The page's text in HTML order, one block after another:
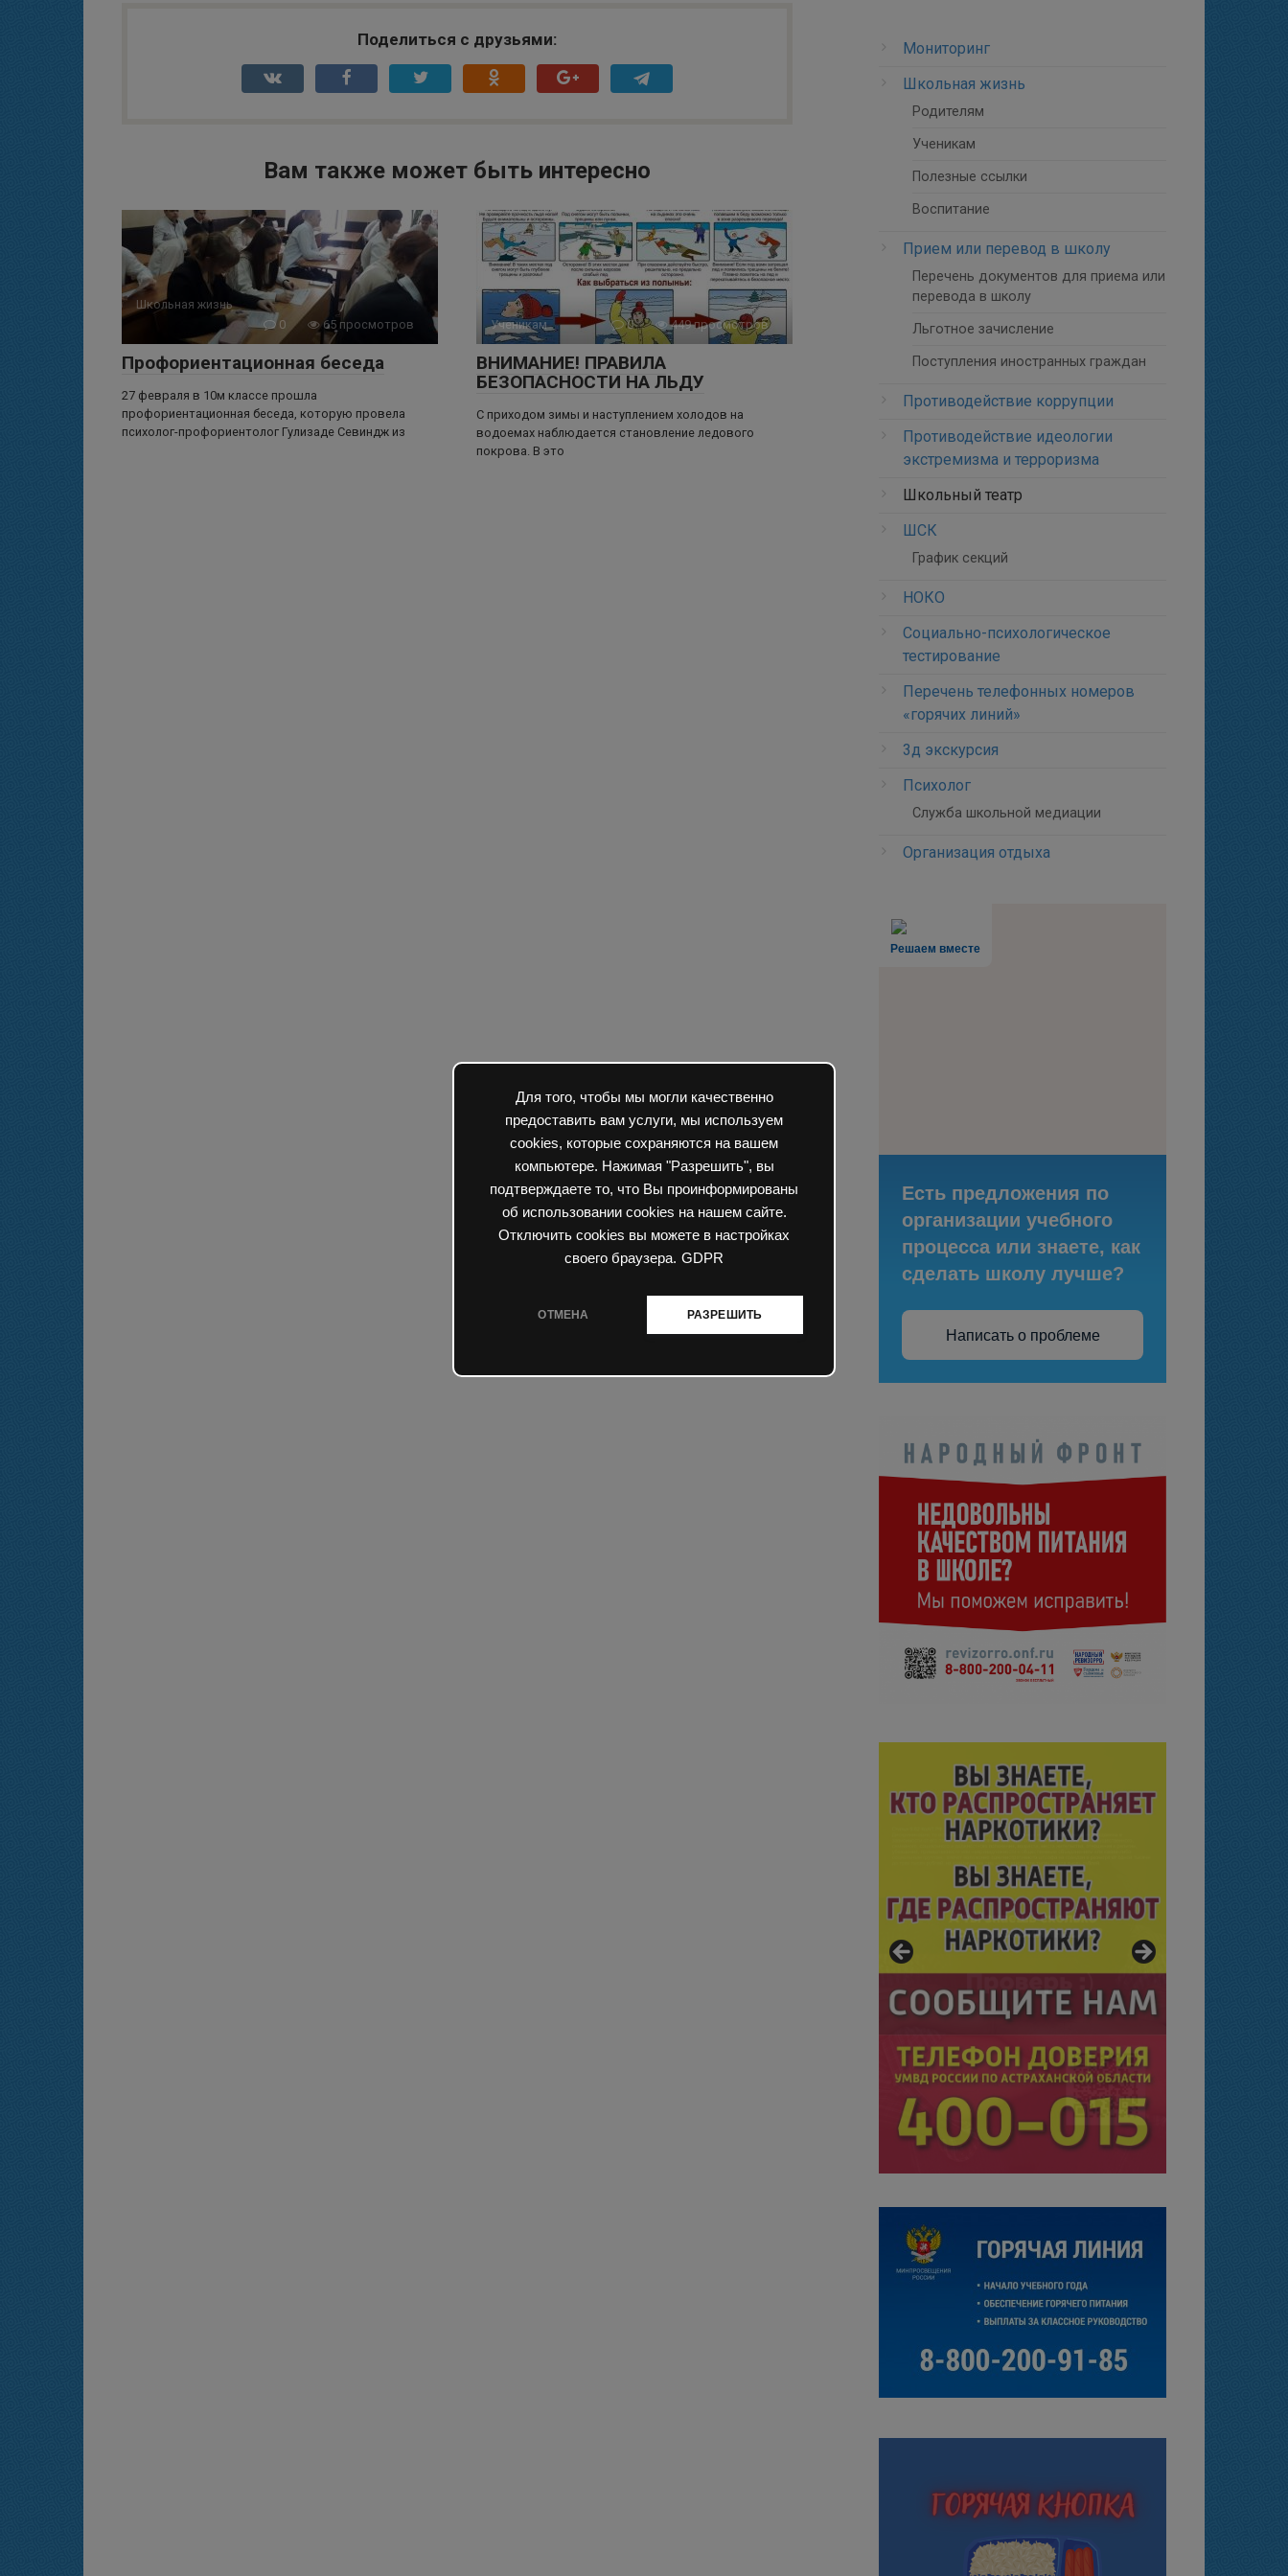
Для того, чтобы мы могли качественно
предоставить вам услуги, мы используем
cookies, которые сохраняются на вашем
компьютере. Нажимая "Разрешить", вы
подтверждаете то, что Вы проинформированы
об использовании cookies на нашем сайте.
Отключить cookies вы можете в настройках
своего браузера. GDPR
ОТМЕНА РАЗРЕШИТЬ
Поделиться с друзьями:
Вам также может быть интересно
Школьная жизнь
0
65 просмотров
Профориентационная беседа
27 февраля в 10м классе прошла
профориентационная беседа, которую провела
психолог-профориентолог Гулизаде Севиндж из
Ученикам 0 449 просмотров
ВНИМАНИЕ! ПРАВИЛА
БЕЗОПАСНОСТИ НА ЛЬДУ
С приходом зимы и наступлением холодов на
водоемах наблюдается становление ледового
покрова. В это
Мониторинг
Школьная жизнь
Родителям
Ученикам
Полезные ссылки
Воспитание
Прием или перевод в школу
Перечень документов для приема или
перевода в школу
Льготное зачисление
Поступления иностранных граждан
Противодействие коррупции
Противодействие идеологии
экстремизма и терроризма
Школьный театр
ШСК
График секций
НОКО
Социально-психологическое
тестирование
Перечень телефонных номеров
«горячих линий»
3д экскурсия
Психолог
Служба школьной медиации
Организация отдыха
Решаем вместе
Есть предложения по
организации учебного
процесса или знаете, как
сделать школу лучше?
Написать о проблеме